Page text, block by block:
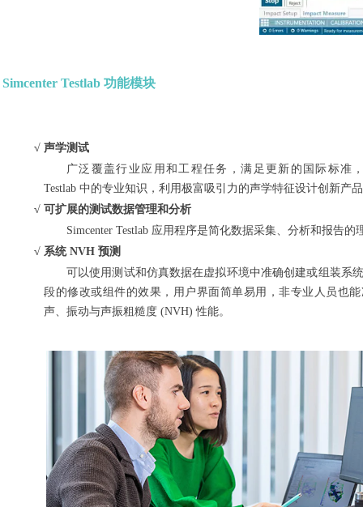
Simcenter Testlab 功能模块
√ 声学测试
广泛覆盖行业应用和工程任务，满足更新的国际标准
Testlab 中的专业知识，利用极富吸引力的声学特征设计创新产
√ 可扩展的测试数据管理和分析
Simcenter Testlab 应用程序是简化数据采集、分析和报告的
√ 系统 NVH 预测
可以使用测试和仿真数据在虚拟环境中准确创建或组装系
段的修改或组件的效果，用户界面简单易用，非专业人员也
声、振动与声振粗糙度 (NVH) 性能。